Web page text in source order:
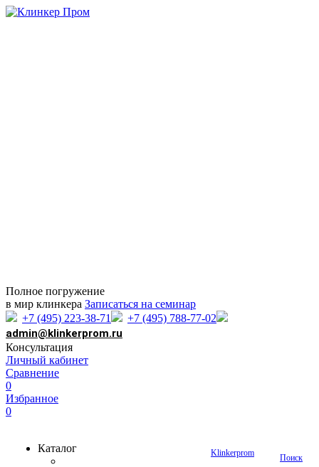
Полное погружение
в мир клинкера Записаться на семинар
+7 (495) 223-38-71
+7 (495) 788-77-02
admin@klinkerprom.ru
Консультация
Личный кабинет
Сравнение
0
Избранное
0
Поиск
Klinkerprom
Каталог